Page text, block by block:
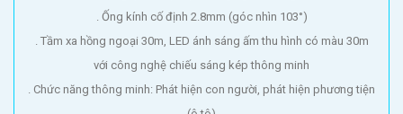
. Ống kính cố định 2.8mm (góc nhìn 103°)
. Tầm xa hồng ngoại 30m, LED ánh sáng ấm thu hình có màu 30m
với công nghệ chiếu sáng kép thông minh
. Chức năng thông minh: Phát hiện con người, phát hiện phương tiện